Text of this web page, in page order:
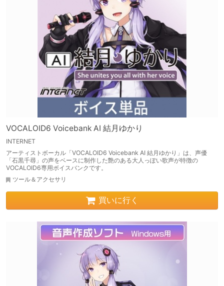
VOCALOID6 Voicebank AI 結月ゆかり
INTERNET
アーティストボーカル「VOCALOID6 Voicebank AI 結月ゆかり」は、声優
「石黒千尋」の声をベースに制作した艶のある大人っぽい歌声が特徴の
VOCALOID6専用ボイスバンクです。
ツール＆アクセサリ
買いに行く